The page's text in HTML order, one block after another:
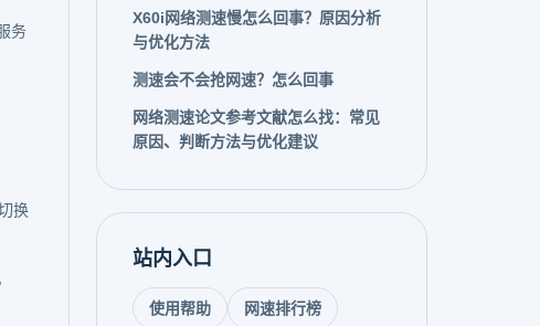
务
换
X60i网络测速慢怎么回事？原因分析
与优化方法
测速会不会抢网速？怎么回事
网络测速论文参考文献怎么找：常见
原因、判断方法与优化建议
站内入口
使用帮助 网速排行榜